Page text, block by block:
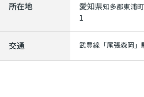
所在地 愛知県知多郡東浦町
1
交通 武豊線 「尾張森岡 」